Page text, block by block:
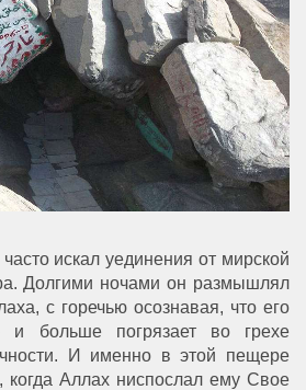
искал уединения от мирской
Долгими ночами он размышлял
с горечью осознавая, что его
и больше погрязает во грехе
И именно в этой пещере
когда Аллах ниспослал ему Свое